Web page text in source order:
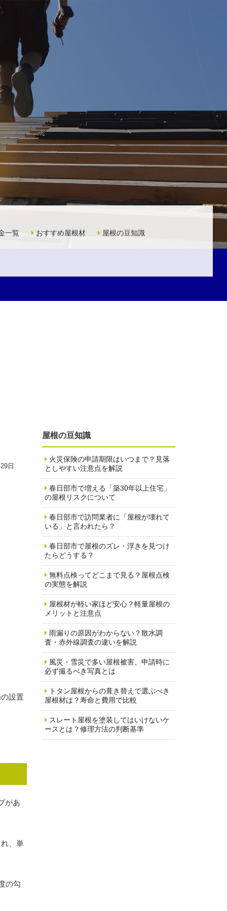
一覧 おすすめ屋根材 屋根の豆知識
日
設置
があ
、単
の勾
屋根の豆知識
火災保険の申請期限はいつまで？見落
としやすい注意点を解説
春日部市で増える「築30年以上住宅」
の屋根リスクについて
春日部市で訪問業者に「屋根が壊れて
いる」と言われたら？
春日部市で屋根のズレ・浮きを見つけ
たらどうする？
無料点検ってどこまで見る？屋根点検
の実態を解説
屋根材が軽い家ほど安心？軽量屋根の
メリットと注意点
雨漏りの原因がわからない？散水調
査・赤外線調査の違いを解説
風災・雪災で多い屋根被害、申請時に
必ず撮るべき写真とは
トタン屋根からの葺き替えで選ぶべき
屋根材は？寿命と費用で比較
スレート屋根を塗装してはいけないケ
ースとは？修理方法の判断基準